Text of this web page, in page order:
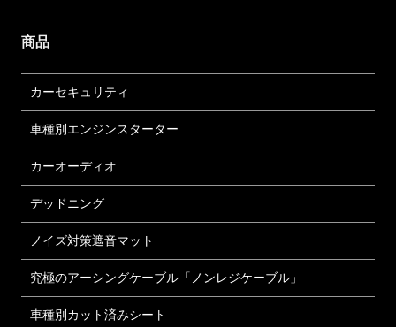
商品
カーセキュリティ
車種別エンジンスターター
カーオーディオ
デッドニング
ノイズ対策遮音マット
究極のアーシングケーブル「ノンレジケーブル」
車種別カット済みシート